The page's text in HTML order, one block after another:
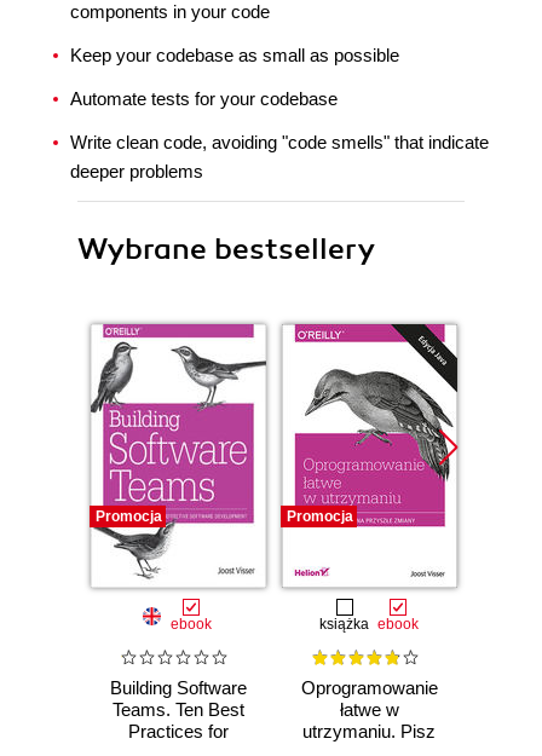
components in your code
Keep your codebase as small as possible
Automate tests for your codebase
Write clean code, avoiding "code smells" that indicate
deeper problems
Wybrane bestsellery
Promocja
ebook
Building Software
Teams. Ten Best
Practices for
Promocja
książka ebook
Oprogramowanie
łatwe w
utrzymaniu. Pisz